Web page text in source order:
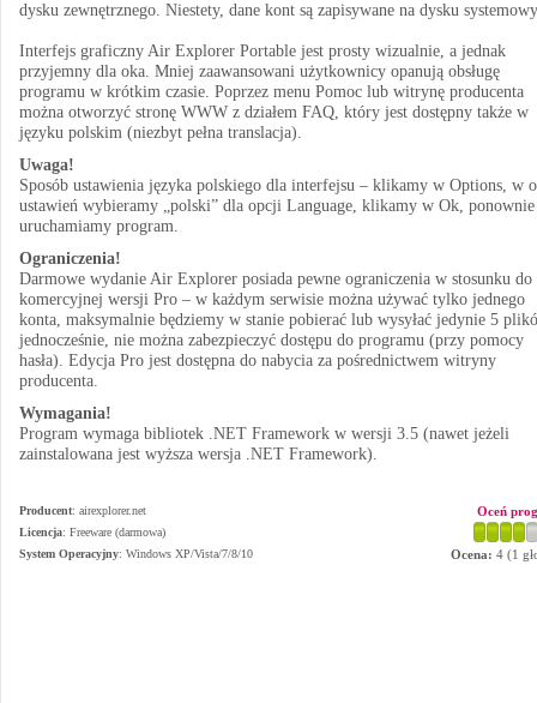
dysku zewnętrznego. Niestety, dane kont są zapisywane na dysku
Interfejs graficzny Air Explorer Portable jest prosty wizualnie, a jednak
przyjemny dla oka. Mniej zaawansowani użytkownicy opanują obsługę
programu w krótkim czasie. Poprzez menu Pomoc lub witrynę producenta
można otworzyć stronę WWW z działem FAQ, który jest dostępny także w
języku polskim (niezbyt pełna translacja).
Uwaga!
Sposób ustawienia języka polskiego dla interfejsu – klikamy w Options, w
ustawień wybieramy „polski” dla opcji Language, klikamy w Ok, ponownie
uruchamiamy program.
Ograniczenia!
Darmowe wydanie Air Explorer posiada pewne ograniczenia w stosunku do
komercyjnej wersji Pro – w każdym serwisie można używać tylko jednego
konta, maksymalnie będziemy w stanie pobierać lub wysyłać jedynie 5
jednocześnie, nie można zabezpieczyć dostępu do programu (przy pomocy
hasła). Edycja Pro jest dostępna do nabycia za pośrednictwem witryny
producenta.
Wymagania!
Program wymaga bibliotek .NET Framework w wersji 3.5 (nawet jeżeli
zainstalowana jest wyższa wersja .NET Framework).
Producent: airexplorer.net
Licencja: Freeware (darmowa)
System Operacyjny: Windows XP/Vista/7/8/10
Oceń
Ocena: 4 (1